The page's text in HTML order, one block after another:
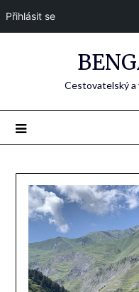
Přihlásit se
Cestovatelský a